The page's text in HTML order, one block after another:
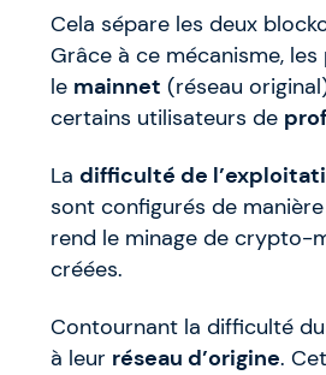
Cela sépare les deux
Grâce à ce mécanisme,
le mainnet (réseau
certains utilisateurs de
La difficulté de
sont configurés de
rend le minage de crypto-
créées.
Contournant la difficulté
à leur réseau d’origine.